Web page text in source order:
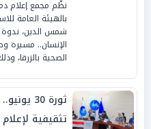
نظّم مجمع إعلام
بالهيئة العامة
الإنسان.. مسيرة
الصحية بالزرقا،
ثورة
تثقيفية